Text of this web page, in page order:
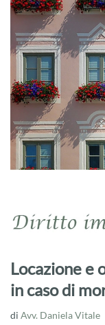
Locazione e
in caso di
di Avv. Daniela Vitale